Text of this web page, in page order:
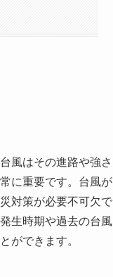
風はその進路や強さ
に重要です。台風が
対策が必要不可欠で
生時期や過去の台風
ができます。